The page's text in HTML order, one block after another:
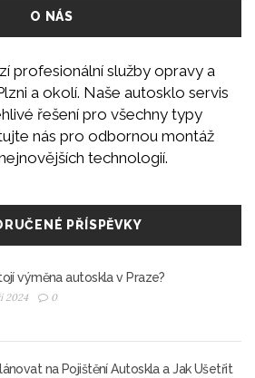
O NÁS
profesionální služby opravy a
a okolí. Naše autosklo servis
řešení pro všechny typy
nás pro odbornou montáž
technologií.
PŘÍSPĚVKY
výměna autoskla v Praze?
2024 0
na Pojištění Autoskla a Jak Ušetřit